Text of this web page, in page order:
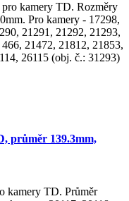
kamery TD. Rozměry
Pro kamery - 17298,
21291, 21292, 21293,
21472, 21812, 21853,
26115 (obj. č.: 31293)
průměr 139.3mm,
kamery TD. Průměr